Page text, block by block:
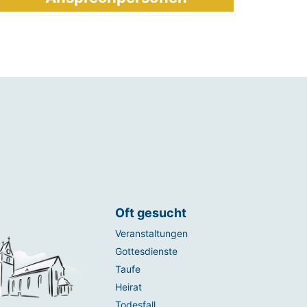
Oft gesucht
Veranstaltungen
Gottesdienste
Taufe
Heirat
Todesfall